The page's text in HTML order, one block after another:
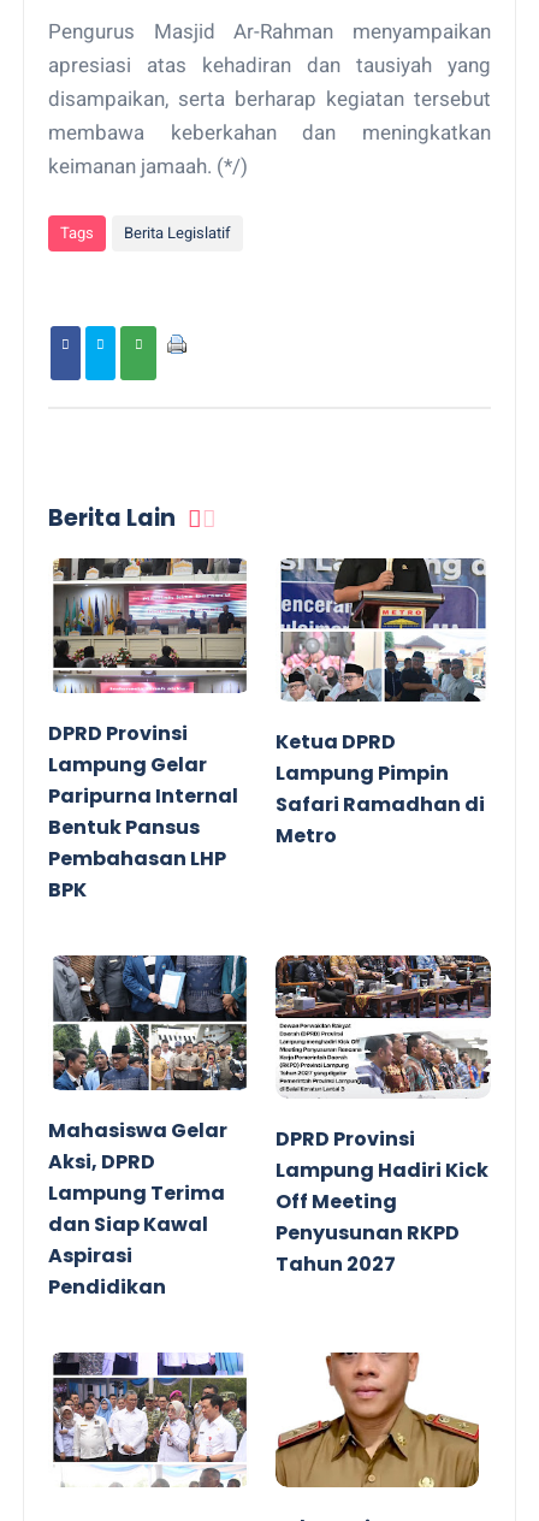
Pengurus Masjid Ar-Rahman menyampaikan
apresiasi atas kehadiran dan tausiyah yang
disampaikan, serta berharap kegiatan tersebut
membawa keberkahan dan meningkatkan
keimanan jamaah. (*/)
Tags Berita Legislatif
Berita Lain
DPRD Provinsi
Lampung Gelar
Paripurna Internal
Bentuk Pansus
Pembahasan LHP
BPK
Ketua DPRD
Lampung Pimpin
Safari Ramadhan di
Metro
Mahasiswa Gelar
Aksi, DPRD
Lampung Terima
dan Siap Kawal
Aspirasi
Pendidikan
DPRD Provinsi
Lampung Hadiri Kick
Off Meeting
Penyusunan RKPD
Tahun 2027